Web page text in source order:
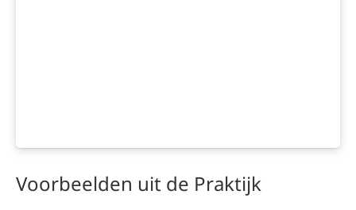
Voorbeelden uit de Praktijk